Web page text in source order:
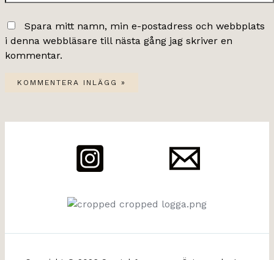
Spara mitt namn, min e-postadress och webbplats
i denna webbläsare till nästa gång jag skriver en
kommentar.